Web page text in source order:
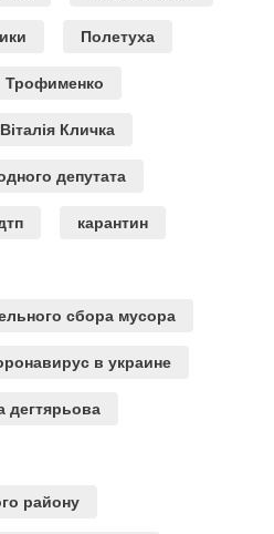
Полетуха
Трофименко
Кличка
депутата
карантин
сбора мусора
в украине
дегтярьова
району